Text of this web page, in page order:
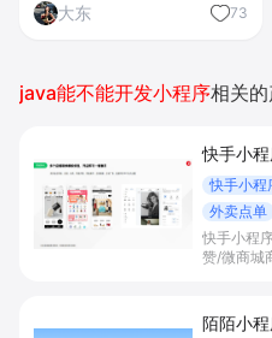
大东
73
java能不能开发小程序相关
快手小
快手小程
外卖点单
快手小程
赞/微商城
短下单路
陌陌小